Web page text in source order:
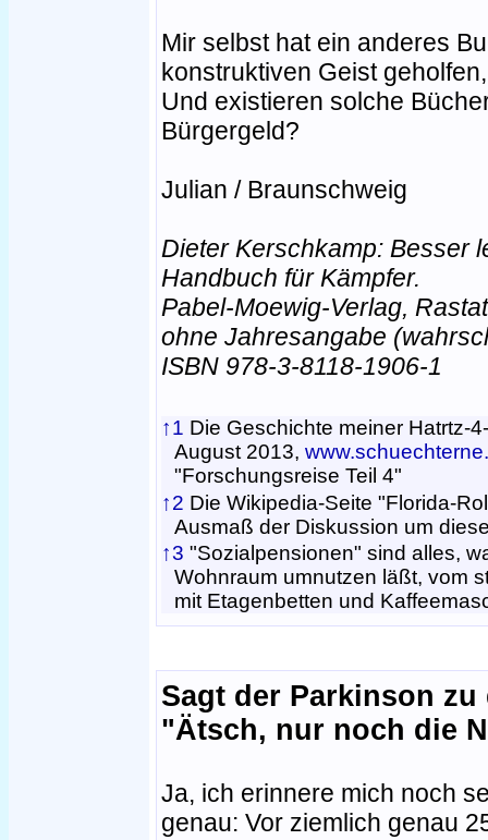
Mir selbst hat ein anderes
konstruktiven Geist
Und existieren solche
Bürgergeld?
Julian / Braunschweig
Dieter Kerschkamp: Besser
Handbuch für Kämpfer.
Pabel-Moewig-Verlag,
ohne Jahresangabe
ISBN 978-3-8118-1906-1
↑1 Die Geschichte meiner Hatrtz-
August 2013,
"Forschungsreise Teil 4"
↑2 Die Wikipedia-Seite "Florida-
Ausmaß der Diskussion um
↑3 "Sozialpensionen" sind alles,
Wohnraum umnutzen läßt, vom
mit Etagenbetten und
Sagt der Parkinson zu
"Ätsch, nur noch die
Ja, ich erinnere mich noch
genau: Vor ziemlich genau